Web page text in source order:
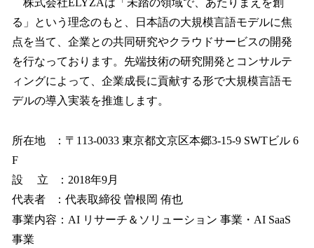
株式会社ELYZAは「未踏の領域で、あたりまえを創
る」という理念のもと、日本語の大規模言語モデルに焦
点を当て、企業との共同研究やクラウドサービスの開発
を行なっております。先端技術の研究開発とコンサルテ
ィングによって、企業成長に貢献する形で大規模言語モ
デルの導入実装を推進します。
所在地 ：〒113-0033 東京都文京区本郷3-15-9 SWTビル 6
F
設 立 ：2018年9月
代表者 ：代表取締役 曽根岡 侑也
事業内容：AI リサーチ＆ソリューション 事業・AI SaaS
事業